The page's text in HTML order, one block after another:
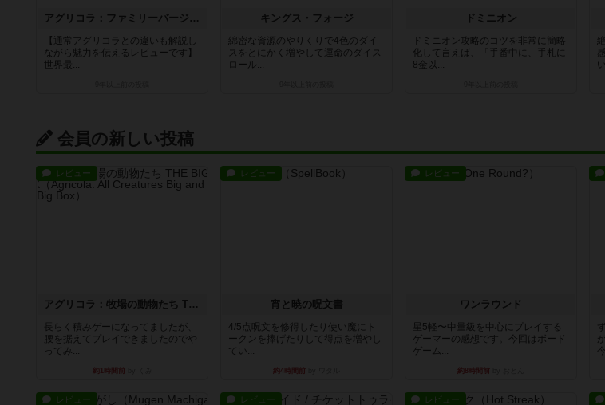
アグリコラ：ファミリーバージョン
【通常アグリコラとの違いも解説し
ながら魅力を伝えるレビューです】
世界最...
キングス・フォージ
綿密な資源のやりくりで4色のダイ
スをとにかく増やして運命のダイス
ロール...
ドミニオン
ドミニオン攻略のコツを非常に簡略
化して言えば、「手番中に、手札に
8金以...
会員の新しい投稿
レビュー
アグリコラ：牧場の動物たち THE BIG BOX
長らく積みゲーになってましたが、
腰を据えてプレイできましたのでや
ってみ...
約1時間前
レビュー
宵と暁の呪文書
4/5点呪文を修得したり使い魔にト
ークンを捧げたりして得点を増やし
てい...
約4時間前
レビュー
ワンラウンド
星5軽〜中量級を中心にプレイする
ゲーマーの感想です。今回はボード
ゲーム...
約8時間前
レビュー レビュー レビュー